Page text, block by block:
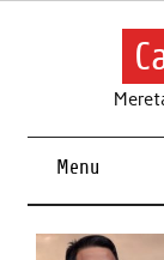
Skip
Menu